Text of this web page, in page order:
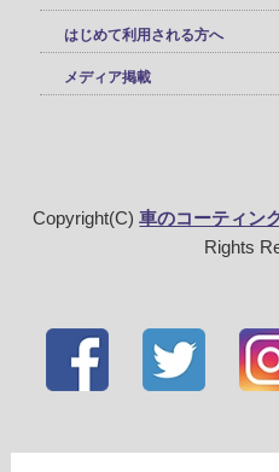
はじめて利用される方へ
メディア掲載
Copyright(C)車のコーティン
Rights